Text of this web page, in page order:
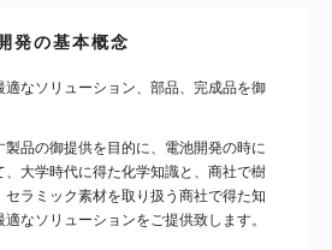
発の基本概念
適なソリューション、部品、完成品を御
製品の御提供を目的に、電池開発の時に
、大学時代に得た化学知識と、商社で樹
セラミック素材を取り扱う商社で得た知
なソリューションをご提供致します。